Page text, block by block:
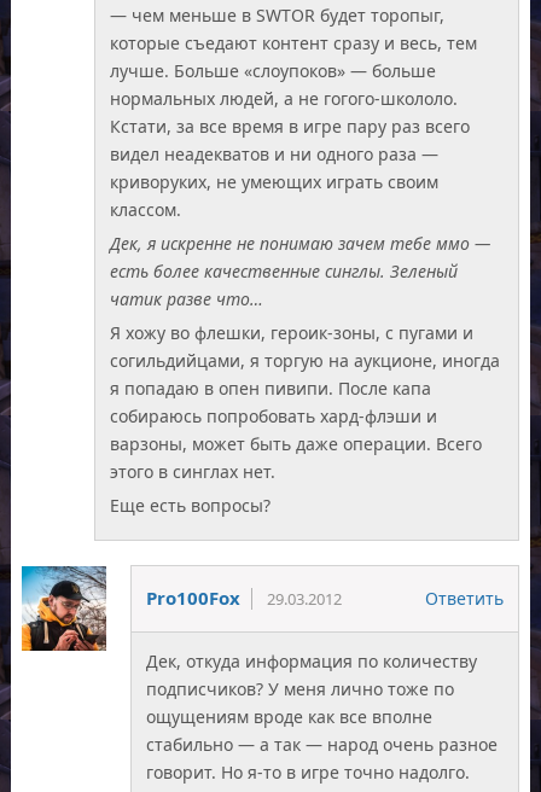
— чем меньше в SWTOR будет торопыг,
которые съедают контент сразу и весь, тем
лучше. Больше «слоупоков» — больше
нормальных людей, а не гогого-школоло.
Кстати, за все время в игре пару раз всего
видел неадекватов и ни одного раза —
криворуких, не умеющих играть своим
классом.
Дек, я искренне не понимаю зачем тебе ммо —
есть более качественные синглы. Зеленый
чатик разве что…
Я хожу во флешки, героик-зоны, с пугами и
согильдийцами, я торгую на аукционе, иногда
я попадаю в опен пивипи. После капа
собираюсь попробовать хард-флэши и
варзоны, может быть даже операции. Всего
этого в синглах нет.
Еще есть вопросы?
Pro100Fox 29.03.2012 Ответить
Дек, откуда информация по количеству
подписчиков? У меня лично тоже по
ощущениям вроде как все вполне
стабильно — а так — народ очень разное
говорит. Но я-то в игре точно надолго.